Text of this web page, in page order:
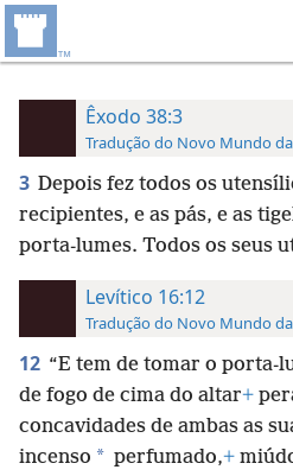
Êxodo 38:3
Tradução do Novo Mundo
3 Depois fez todos os
recipientes, e as pás, e as
porta-lumes. Todos os seus
Levítico 16:12
Tradução do Novo Mundo
12 “E tem de tomar o porta-
de fogo de cima do altar+
concavidades de ambas as
incenso * perfumado,+